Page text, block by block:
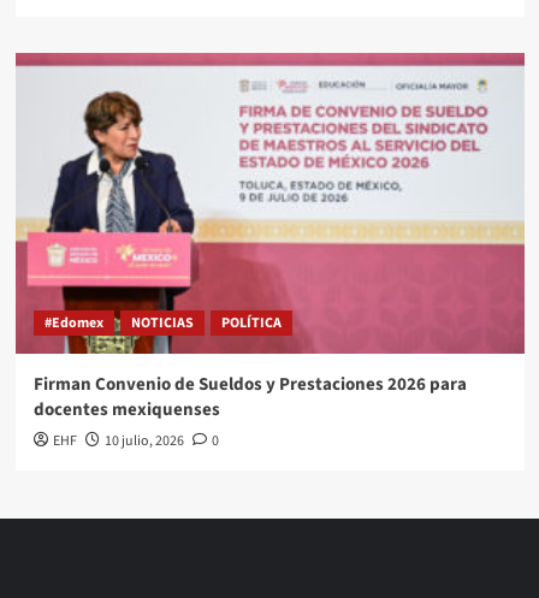
#Edomex NOTICIAS POLÍTICA
Firman Convenio de Sueldos y Prestaciones 2026 para
docentes mexiquenses
EHF 10 julio, 2026 0